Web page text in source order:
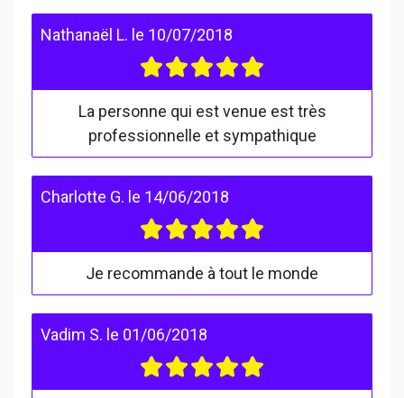
Nathanaël L. le 10/07/2018
La personne qui est venue est très
professionnelle et sympathique
Charlotte G. le 14/06/2018
Je recommande à tout le monde
Vadim S. le 01/06/2018